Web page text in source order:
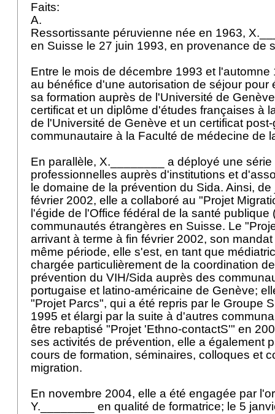
Faits:
A.
Ressortissante péruvienne née en 1963,
en Suisse le 27 juin 1993, en provenance de
Entre le mois de décembre 1993 et l'automne
au bénéfice d'une autorisation de séjour pour
sa formation auprès de l'Université de
certificat et un diplôme d'études françaises à
de l'Université de Genève et un certificat
communautaire à la Faculté de médecine de
En parallèle, X.________ a déployé une
professionnelles auprès d'institutions et
le domaine de la prévention du Sida. Ainsi,
février 2002, elle a collaboré au "Projet
l'égide de l'Office fédéral de la santé publique
communautés étrangères en Suisse. Le
arrivant à terme à fin février 2002, son
même période, elle s'est, en tant que
chargée particulièrement de la coordination
prévention du VIH/Sida auprès des
portugaise et latino-américaine de Genève;
"Projet Parcs", qui a été repris par le Groupe
1995 et élargi par la suite à d'autres
être rebaptisé "Projet 'Ethno-contactS'" en
ses activités de prévention, elle a également
cours de formation, séminaires, colloques et
migration.
En novembre 2004, elle a été engagée par
Y.________ en qualité de formatrice; le 5